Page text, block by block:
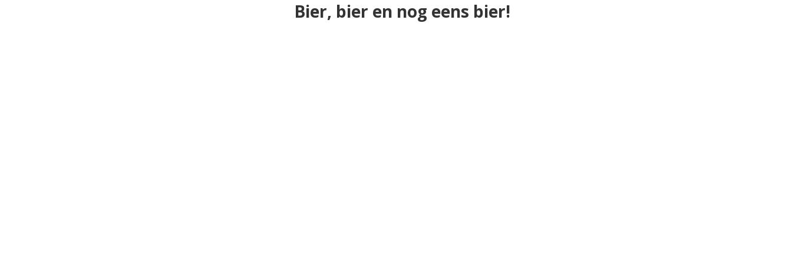
Bier, bier en nog eens bier!